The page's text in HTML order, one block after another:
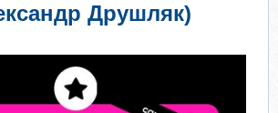
Друшляк)